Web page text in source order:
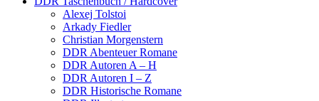
Alexej Tolstoi
Arkady Fiedler
Christian Morgenstern
DDR Abenteuer Romane
DDR Autoren A – H
DDR Autoren I – Z
DDR Historische Romane